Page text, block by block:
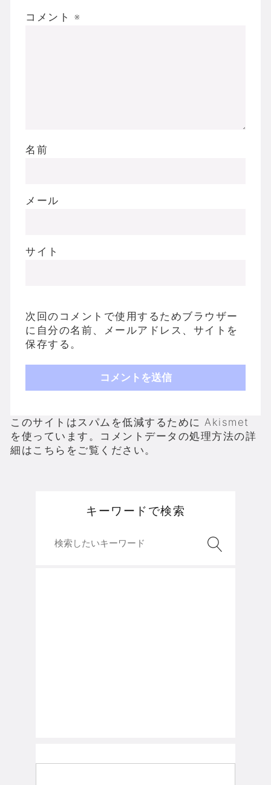
コメント ※
名前
メール
サイト
次回のコメントで使用するためブラウザー
に自分の名前、メールアドレス、サイトを
保存する。
このサイトはスパムを低減するために Akismet
を使っています。 コメントデータの処理方法の詳
細はこちらをご覧ください。
キーワードで検索